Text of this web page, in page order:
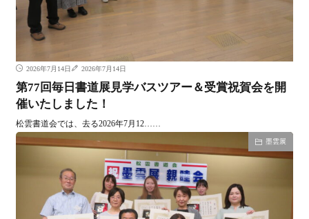
2026年7月14日 2026年7月14日
第77回毎日書道展見学バスツアー＆受賞祝賀会を開
催いたしました！
松雲書道会では、去る2026年7月12……
墨雲展